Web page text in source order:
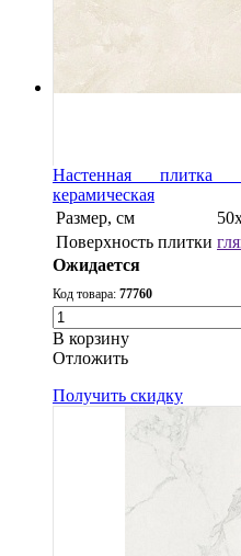
Настенная плитка
керамическая
Размер, см
Поверхность плитки
Ожидается
Код товара: 77760
В корзину
Oтложить
Получить скидку